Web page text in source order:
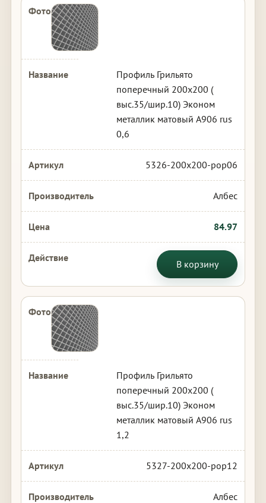
Профиль Грильято
поперечный 200х200 (
выс.35/шир.10) Эконом
металлик матовый А906 rus
0,6
5326-200x200-pop06
Албес
84.97
В корзину
Профиль Грильято
поперечный 200х200 (
выс.35/шир.10) Эконом
металлик матовый А906 rus
1,2
5327-200x200-pop12
Албес